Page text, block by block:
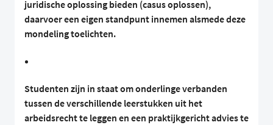
juridische oplossing bieden (casus oplossen),
daarvoer een eigen standpunt innemen alsmede deze
mondeling toelichten.
Studenten zijn in staat om onderlinge verbanden
tussen de verschillende leerstukken uit het
arbeidsrecht te leggen en een praktijkgericht advies te